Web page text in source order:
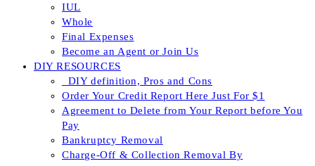
IUL
Whole
Final Expenses
Become an Agent or Join Us
DIY RESOURCES
_DIY definition, Pros and Cons
Order Your Credit Report Here Just For $1
Agreement to Delete from Your Report before You
Pay
Bankruptcy Removal
Charge-Off & Collection Removal By